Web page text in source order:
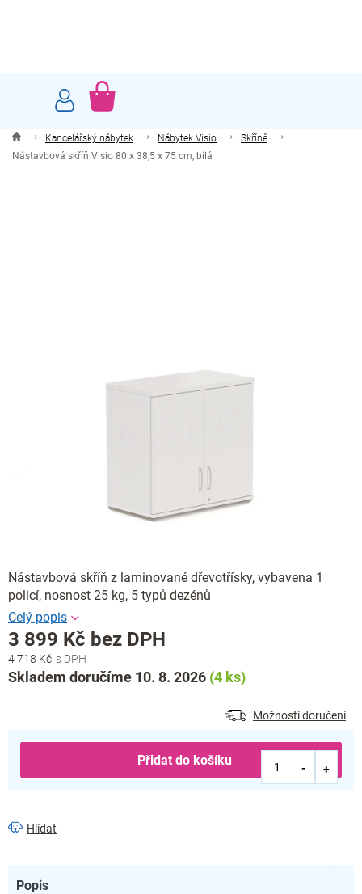
NÁKUPNÍ
Kancelářský nábytek Nábytek Visio
Skříně
Nástavbová skříň Visio 80 x 38,5 x 75 cm, bílá
4 718 Kč
3 899 Kč bez DPH
Měrná
cena:
Skladem doručíme 10. 8. 2026 (4 ks)
Možnosti doručení
Přidat do košíku
Nástavbová skříň z laminované dřevotřísky, vybavena 1
policí, nosnost 25 kg, 5 typů dezénů
Hlídat
Popis